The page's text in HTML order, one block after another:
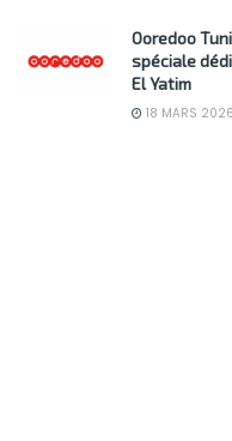
Ooredoo
spéciale
El Yatim
18 MARS 2026